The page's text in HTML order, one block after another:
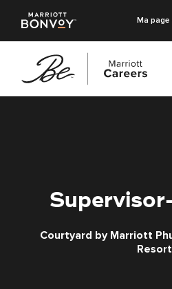
Ma
Courtyard by Marriott
Resort